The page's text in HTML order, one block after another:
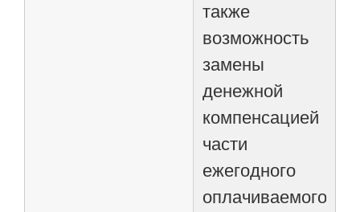
также
возможность
замены
денежной
компенсацией
части
ежегодного
оплачиваемого